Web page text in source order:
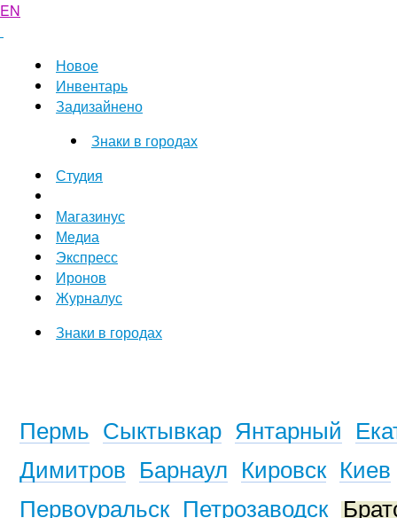
EN
Новое
Инвентарь
Задизайнено
Знаки в городах
Студия
Магазинус
Медиа
Экспресс
Иронов
Журналус
Знаки в городах
Пермь Сыктывкар Янтарный
Димитров Барнаул Кировск Киев
Первоуральск Петрозаводск